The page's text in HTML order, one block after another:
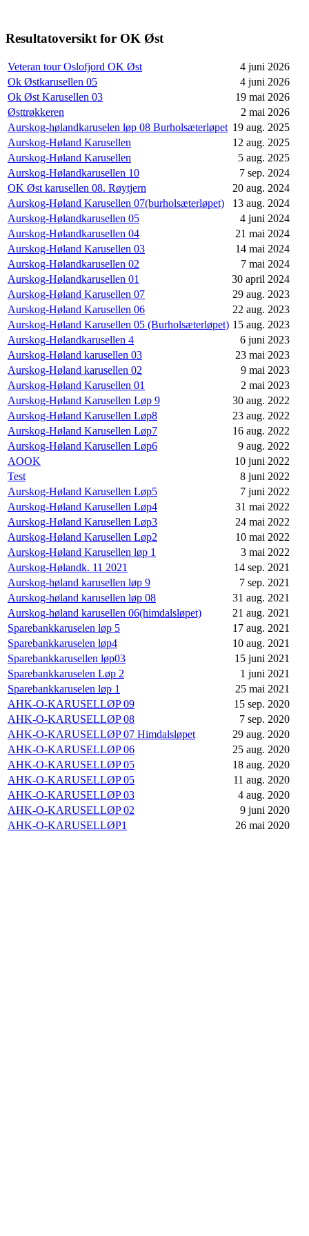
Resultatoversikt for OK Øst
Veteran tour Oslofjord OK Øst
4 juni 2026
Ok Østkarusellen 05
4 juni 2026
Ok Øst Karusellen 03
19 mai 2026
Østtrøkkeren
2 mai 2026
Aurskog-hølandkaruselen løp 08 Burholsæterløpet 19 aug. 2025
Aurskog-Høland Karusellen
12 aug. 2025
Aurskog-Høland Karusellen
5 aug. 2025
Aurskog-Hølandkarusellen 10
7 sep. 2024
OK Øst karusellen 08. Røytjern
20 aug. 2024
Aurskog-Høland Karusellen 07(burholsæterløpet)
13 aug. 2024
Aurskog-Hølandkarusellen 05
4 juni 2024
Aurskog-Hølandkarusellen 04
21 mai 2024
Aurskog-Høland Karusellen 03
14 mai 2024
Aurskog-Hølandkarusellen 02
7 mai 2024
Aurskog-Hølandkarusellen 01
30 april 2024
Aurskog-Høland Karusellen 07
29 aug. 2023
Aurskog-Høland Karusellen 06
22 aug. 2023
Aurskog-Høland Karusellen 05 (Burholsæterløpet) 15 aug. 2023
Aurskog-Hølandkarusellen 4
6 juni 2023
Aurskog-Høland karusellen 03
23 mai 2023
Aurskog-Høland karusellen 02
9 mai 2023
Aurskog-Høland Karusellen 01
2 mai 2023
Aurskog-Høland Karusellen Løp 9
30 aug. 2022
Aurskog-Høland Karusellen Løp8
23 aug. 2022
Aurskog-Høland Karusellen Løp7
16 aug. 2022
Aurskog-Høland Karusellen Løp6
9 aug. 2022
AOOK
10 juni 2022
Test
8 juni 2022
Aurskog-Høland Karusellen Løp5
7 juni 2022
Aurskog-Høland Karusellen Løp4
31 mai 2022
Aurskog-Høland Karusellen Løp3
24 mai 2022
Aurskog-Høland Karusellen Løp2
10 mai 2022
Aurskog-Høland Karusellen løp 1
3 mai 2022
Aurskog-Hølandk. 11 2021
14 sep. 2021
Aurskog-høland karusellen løp 9
7 sep. 2021
Aurskog-høland karusellen løp 08
31 aug. 2021
Aurskog-høland karusellen 06(himdalsløpet)
21 aug. 2021
Sparebankkaruselen løp 5
17 aug. 2021
Sparebankkaruselen løp4
10 aug. 2021
Sparebankkarusellen løp03
15 juni 2021
Sparebankkaruselen Løp 2
1 juni 2021
Sparebankkaruselen løp 1
25 mai 2021
AHK-O-KARUSELLØP 09
15 sep. 2020
AHK-O-KARUSELLØP 08
7 sep. 2020
AHK-O-KARUSELLØP 07 Himdalsløpet
29 aug. 2020
AHK-O-KARUSELLØP 06
25 aug. 2020
AHK-O-KARUSELLØP 05
18 aug. 2020
AHK-O-KARUSELLØP 05
11 aug. 2020
AHK-O-KARUSELLØP 03
4 aug. 2020
AHK-O-KARUSELLØP 02
9 juni 2020
AHK-O-KARUSELLØP1
26 mai 2020